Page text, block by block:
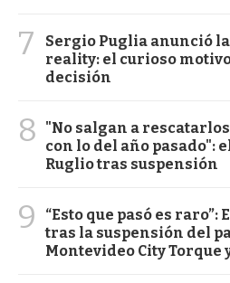
7
Sergio Puglia anunció
reality: el curioso
decisión
8
"No salgan a
con lo del año pasado":
Ruglio tras suspensión
9
“Esto que pasó es raro”:
tras la suspensión del
Montevideo City Torque